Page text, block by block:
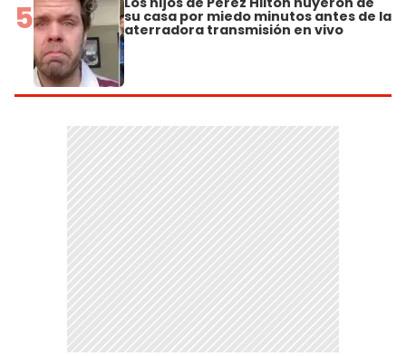
5 su casa por miedo minutos antes de la
aterradora transmisión en vivo